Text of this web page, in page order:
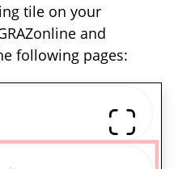
tile on your
and
following pages: